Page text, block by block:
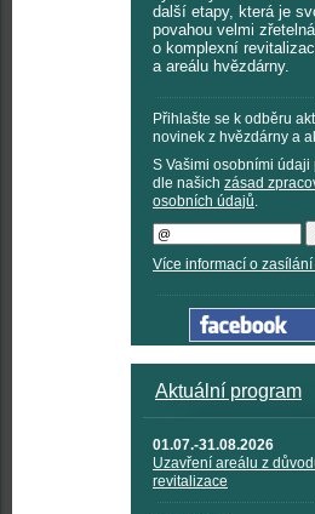
další etapy, která je
povahou velmi
o komplexní
a areálu hvězdárny.
Přihlašte se k odběru
novinek z hvězdárny a
S Vašimi osobními údaji
dle našich zásad
osobních údajů.
Více informací o
Aktuální program
01.07.-31.08.2026
Uzavření areálu z
revitalizace